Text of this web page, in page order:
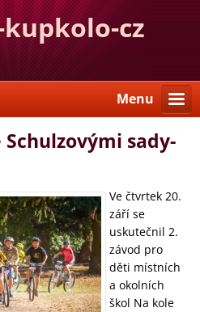
cz
Menu
sady-
Ve čtvrtek 20.
září se
uskutečnil 2.
závod pro
děti místních
a okolních
škol Na kole